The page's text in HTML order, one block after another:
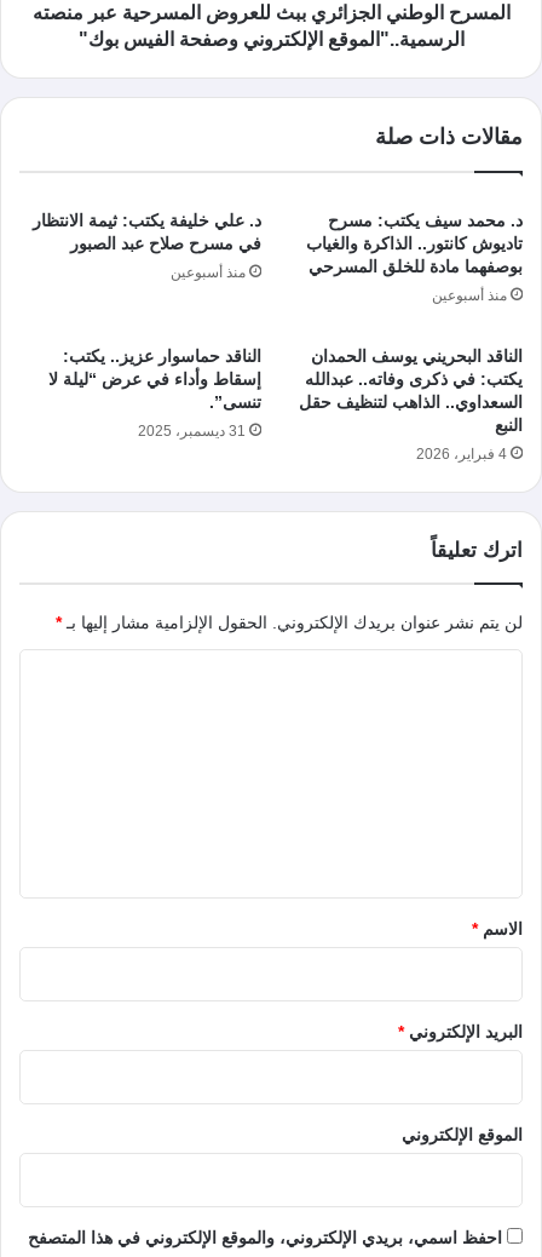
المسرح الوطني الجزائري ببث للعروض المسرحية عبر منصته
الرسمية.."الموقع الإلكتروني وصفحة الفيس بوك"
مقالات ذات صلة
د. محمد سيف يكتب: مسرح
تاديوش كانتور.. الذاكرة والغياب
بوصفهما مادة للخلق المسرحي
منذ أسبوعين
د. علي خليفة يكتب: ثيمة الانتظار
في مسرح صلاح عبد الصبور
منذ أسبوعين
الناقد البحريني يوسف الحمدان
يكتب: في ذكرى وفاته.. عبدالله
السعداوي.. الذاهب لتنظيف حقل
النبع
4 فبراير، 2026
الناقد حماسوار عزيز.. يكتب:
إسقاط وأداء في عرض “ليلة لا
تنسى”.
31 ديسمبر، 2025
اترك تعليقاً
لن يتم نشر عنوان بريدك الإلكتروني. الحقول الإلزامية مشار إليها بـ*
*الاسم*
البريد الإلكتروني*
الموقع الإلكتروني
احفظ اسمي، بريدي الإلكتروني، والموقع الإلكتروني في هذا المتصفح